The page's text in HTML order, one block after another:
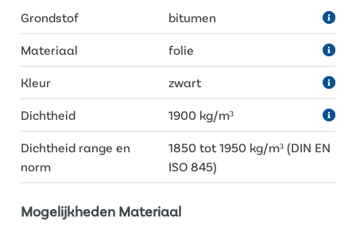
Grondstof bitumen
Materiaal folie
Kleur zwart
Dichtheid 1900 kg/m³
Dichtheid range en
norm
1850 tot 1950 kg/m³ (DIN EN
ISO 845)
Mogelijkheden Materiaal